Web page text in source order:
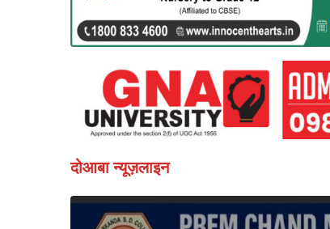
दोआबा न्यूज़लाइन